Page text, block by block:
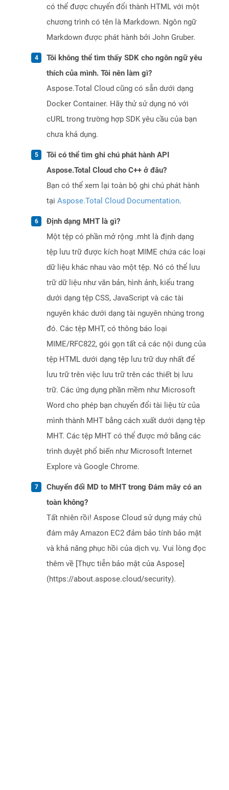
có thể được chuyển đổi thành HTML với một
chương trình có tên là Markdown. Ngôn ngữ
Markdown được phát hành bởi John Gruber.
Tôi không thể tìm thấy SDK cho ngôn ngữ yêu
thích của mình. Tôi nên làm gì?
Aspose.Total Cloud cũng có sẵn dưới dạng
Docker Container. Hãy thử sử dụng nó với
cURL trong trường hợp SDK yêu cầu của bạn
chưa khả dụng.
Tôi có thể tìm ghi chú phát hành API
Aspose.Total Cloud cho C++ ở đâu?
Bạn có thể xem lại toàn bộ ghi chú phát hành
tại Aspose.Total Cloud Documentation.
Định dạng MHT là gì?
Một tệp có phần mở rộng .mht là định dạng
tệp lưu trữ được kích hoạt MIME chứa các loại
dữ liệu khác nhau vào một tệp. Nó có thể lưu
trữ dữ liệu như văn bản, hình ảnh, kiểu trang
dưới dạng tệp CSS, JavaScript và các tài
nguyên khác dưới dạng tài nguyên nhúng trong
đó. Các tệp MHT, có thông báo loại
MIME/RFC822, gói gọn tất cả các nội dung của
tệp HTML dưới dạng tệp lưu trữ duy nhất để
lưu trữ trên việc lưu trữ trên các thiết bị lưu
trữ. Các ứng dụng phần mềm như Microsoft
Word cho phép bạn chuyển đổi tài liệu từ của
mình thành MHT bằng cách xuất dưới dạng tệp
MHT. Các tệp MHT có thể được mở bằng các
trình duyệt phổ biến như Microsoft Internet
Explore và Google Chrome.
Chuyển đổi MD to MHT trong Đám mây có an
toàn không?
Tất nhiên rồi! Aspose Cloud sử dụng máy chủ
đám mây Amazon EC2 đảm bảo tính bảo mật
và khả năng phục hồi của dịch vụ. Vui lòng đọc
thêm về [Thực tiễn bảo mật của Aspose]
(https://about.aspose.cloud/security).